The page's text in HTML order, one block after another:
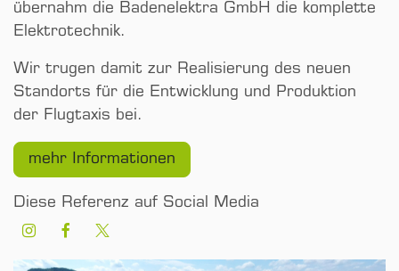
übernahm die Badenelektra GmbH die komplette
Elektrotechnik.
Wir trugen damit zur Realisierung des neuen
Standorts für die Entwicklung und Produktion
der Flugtaxis bei.
mehr Informationen
Diese Referenz auf Social Media